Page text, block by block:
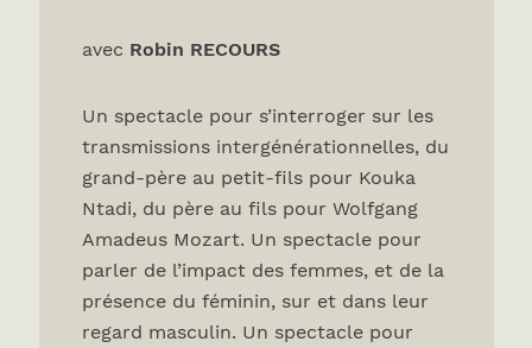
avec Robin RECOURS
Un spectacle pour s’interroger sur les
transmissions intergénérationnelles, du
grand-père au petit-fils pour Kouka
Ntadi, du père au fils pour Wolfgang
Amadeus Mozart. Un spectacle pour
parler de l’impact des femmes, et de la
présence du féminin, sur et dans leur
regard masculin. Un spectacle pour